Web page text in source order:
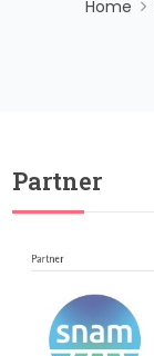
Home
Partner